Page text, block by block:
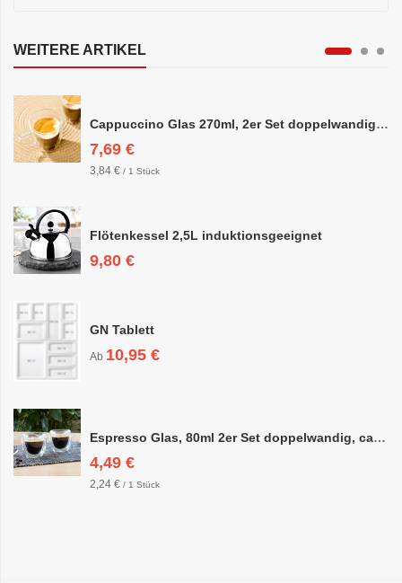
WEITERE ARTIKEL
Cappuccino Glas 270ml, 2er Set doppelwandig, ca. 8,5 x 10cm
7,69 €
3,84 € / 1 Stück
Flötenkessel 2,5L induktionsgeeignet
9,80 €
GN Tablett
Ab 10,95 €
Espresso Glas, 80ml 2er Set doppelwandig, ca. 6,3 x 6,4cm
4,49 €
2,24 € / 1 Stück